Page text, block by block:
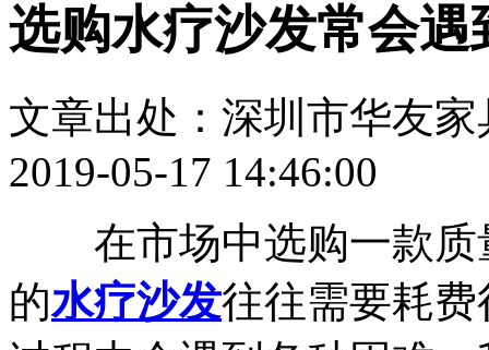
选购水疗沙发常会
文章出处：深圳市华友
2019-05-17 14:46:00
在市场中选购一款质
的水疗沙发往往需要耗